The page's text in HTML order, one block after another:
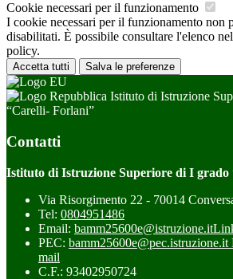
Cookie necessari per il funzionamento
I cookie necessari per il funzionamento non
disabilitati. È possibile consultare l'elenco
policy.
Accetta tutti Salva le preferenze
Istituto di Istruzione
“Carelli- Forlani”
Contatti
Istituto di Istruzione Superiore di I
Via Risorgimento 22 - 70014
Tel: 0804951486
Email: bamm25600e@istruzione.it
PEC: bamm25600e@pec.istruzione.it
mail
C.F.: 93402950724